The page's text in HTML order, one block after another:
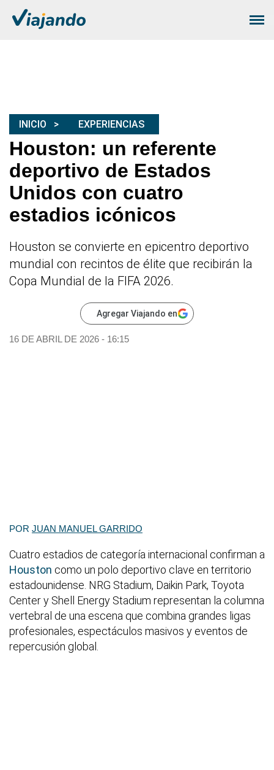
INICIO EXPERIENCIAS
Houston: un referente
deportivo de Estados
Unidos con cuatro
estadios icónicos
Houston se convierte en epicentro deportivo
mundial con recintos de élite que recibirán la
Copa Mundial de la FIFA 2026.
Agregar Viajando en
16 DE ABRIL DE 2026 - 16:15
POR JUAN MANUEL GARRIDO
Cuatro estadios de categoría internacional confirman a
Houston como un polo deportivo clave en territorio
estadounidense. NRG Stadium, Daikin Park, Toyota
Center y Shell Energy Stadium representan la columna
vertebral de una escena que combina grandes ligas
profesionales, espectáculos masivos y eventos de
repercusión global.